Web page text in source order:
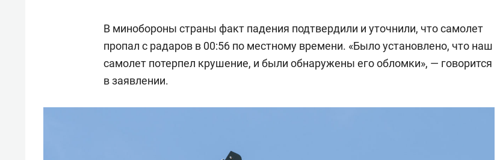
В минобороны страны факт падения подтвердили и уточнили, что самолет
пропал с радаров в 00:56 по местному времени. «Было установлено, что наш
самолет потерпел крушение, и были обнаружены его обломки», — говорится
в заявлении.
создают оазис жилого
ID вместо ключа: какой будет
природе, работа